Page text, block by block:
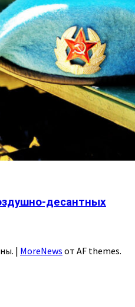
десантных
| MoreNews от AF themes.